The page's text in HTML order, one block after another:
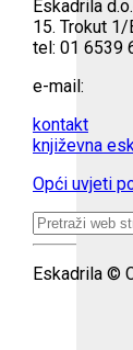
Eskadrila
15. Trokut 1/
tel: 01 6539
e-mail:
kontakt
književna
Opći uvjeti
Search
for:
Eskadrila ©